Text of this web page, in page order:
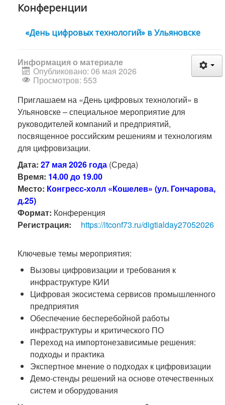
Конференции
«День цифровых технологий» в Ульяновске
Информация о материале
Опубликовано: 06 мая 2026
Просмотров: 553
Приглашаем на «День цифровых технологий» в
Ульяновске – специальное мероприятие для
руководителей компаний и предприятий,
посвященное российским решениям и технологиям
для цифровизации.
Дата: 27 мая 2026 года (Среда)
Время: 14.00 до 19.00
Место: Конгресс-холл «Кошелев» (ул. Гончарова,
д.25)
Формат: Конференция
Регистрация:
https://itconf73.ru/digtialday27052026
Ключевые темы мероприятия:
Вызовы цифровизации и требования к
инфраструктуре КИИ
Цифровая экосистема сервисов промышленного
предприятия
Обеспечение бесперебойной работы
инфраструктуры и критического ПО
Переход на импортонезависимые решения:
подходы и практика
Экспертное мнение о подходах к цифровизации
Демо-стенды решений на основе отечественных
систем и оборудования